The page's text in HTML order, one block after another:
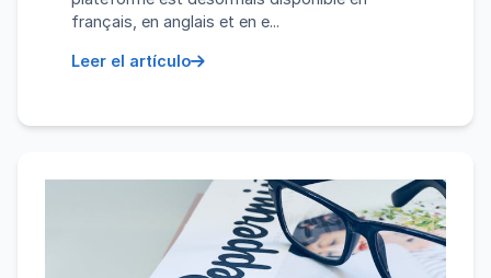
français, en anglais et en e...
Leer el artículo